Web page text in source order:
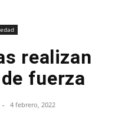
realizan
fuerza
- 4 febrero, 2022